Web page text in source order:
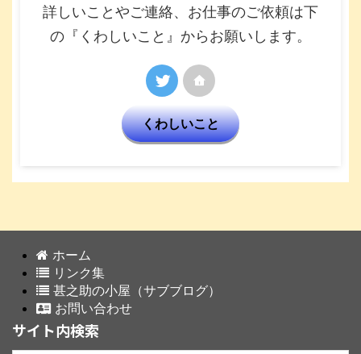
詳しいことやご連絡、お仕事のご依頼は下
の『くわしいこと』からお願いします。
くわしいこと
ホーム
リンク集
甚之助の小屋（サブブログ）
お問い合わせ
サイト内検索